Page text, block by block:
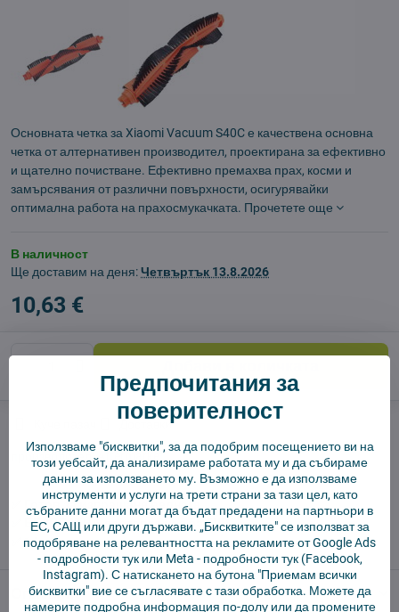
Основната четка за Xiaomi Vacuum S40C е качествена основна
четка от алтернативен производител, проектирана за ефективно
и щателно почистване. Ефективно премахва прах, косми и
замърсявания от различни повърхности, осигурявайки
оптимална работа на прахосмукачката. Прочетете още
В наличност
Ще доставим на деня:Четвъртък 13.8.2026
10,63 €
Доставки
производител:Aftermarket
✅ Готов за изпращане веднага
✅ БЕЗПЛАТНА доставка над 55 EUR.
✅ 14 дни политика за връщане
Описание
Предпочитания за
поверителност
Използваме "бисквитки", за да подобрим посещението ви на
този уебсайт, да анализираме работата му и да събираме
данни за използването му. Възможно е да използваме
инструменти и услуги на трети страни за тази цел, като
събраните данни могат да бъдат предадени на партньори в
ЕС, САЩ или други държави. „Бисквитките" се използват за
подобряване на релевантността на рекламите от Google Ads
- подробности тукили Meta - подробности тук(Facebook,
Instagram). С натискането на бутона "Приемам всички
бисквитки" вие се съгласявате с тази обработка. Можете да
намерите подробна информация по-долу или да промените